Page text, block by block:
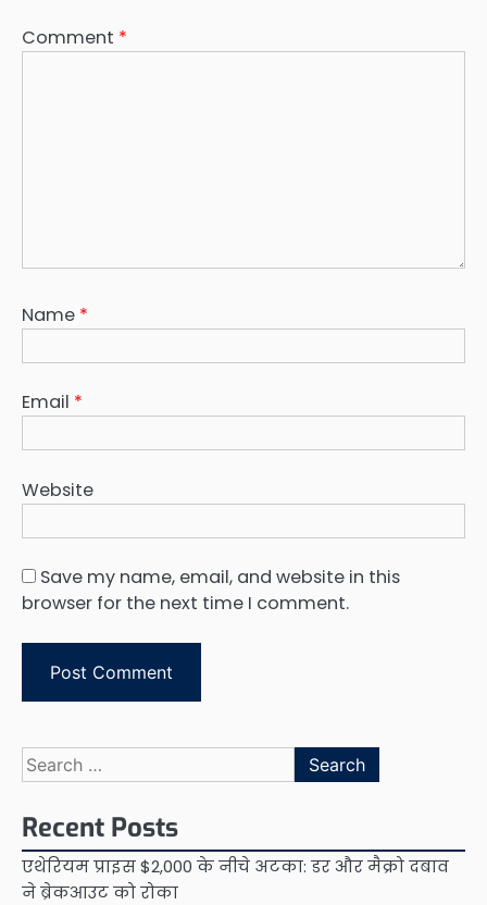
Comment *
Name *
Email *
Website
Save my name, email, and website in this
browser for the next time I comment.
Search
for:
Recent Posts
एथेरियम प्राइस $2,000 के नीचे अटका: डर और मैक्रो दबाव
ने ब्रेकआउट को रोका